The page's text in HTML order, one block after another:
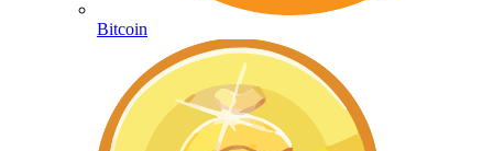
Bitcoin